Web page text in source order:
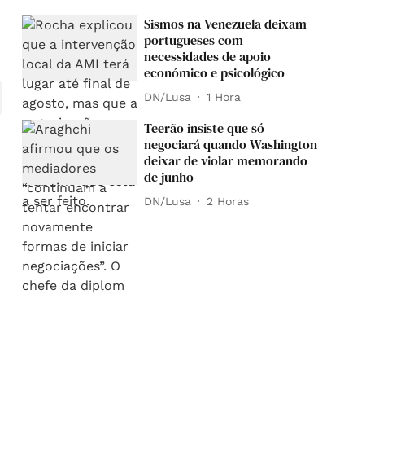
Sismos na Venezuela deixam
portugueses com
necessidades de apoio
económico e psicológico
DN/Lusa 1 Hora
Teerão insiste que só
negociará quando Washington
deixar de violar memorando
de junho
DN/Lusa 2 Horas